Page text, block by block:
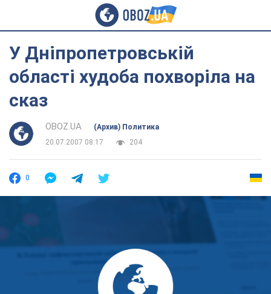
У Дніпропетровській
області худоба похворіла на
сказ
OBOZ.UA
(Архив) Политика
20.07.2007 08:17
204
0